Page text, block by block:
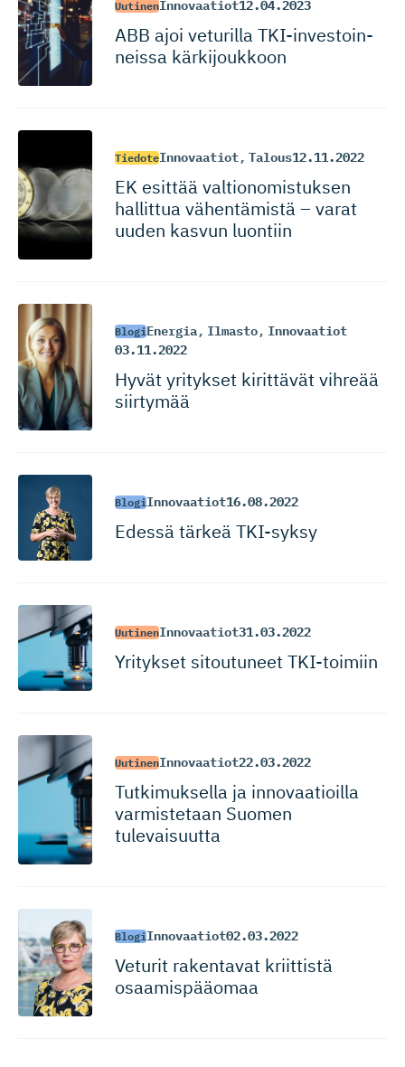
UutinenInnovaatiot12.04.2023
ABB ajoi veturilla TKI-inves­toin­
neissa kärkijoukkoon
TiedoteInnovaatiot, Talous12.11.2022
EK esittää valtionomis­tuksen
hallittua vähentämistä – varat
uuden kasvun luontiin
BlogiEnergia, Ilmasto, Innovaatiot
03.11.2022
Hyvät yritykset kirittävät vihreää
siirtymää
BlogiInnovaatiot16.08.2022
Edessä tärkeä TKI-syksy
UutinenInnovaatiot31.03.2022
Yritykset sitoutuneet TKI-toimiin
UutinenInnovaatiot22.03.2022
Tutkimuksella ja innovaatioilla
varmistetaan Suomen
tulevaisuutta
BlogiInnovaatiot02.03.2022
Veturit rakentavat kriittistä
osaamispääomaa